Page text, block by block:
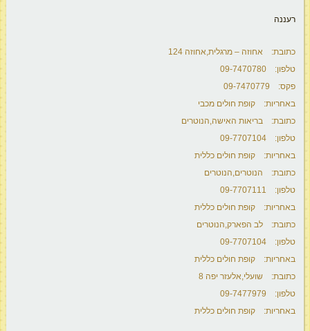
רעננה
כתובת: אחוזה – מרגלית,אחוזה 124
טלפון: 09-7470780
פקס: 09-7470779
באחריות: קופת חולים מכבי
כתובת: בריאות האישה,הנוטרים
טלפון: 09-7707104
באחריות: קופת חולים כללית
כתובת: הנוטרים,הנוטרים
טלפון: 09-7707111
באחריות: קופת חולים כללית
כתובת: לב הפארק,הנוטרים
טלפון: 09-7707104
באחריות: קופת חולים כללית
כתובת: שועלי,אלעזר יפה 8
טלפון: 09-7477979
באחריות: קופת חולים כללית